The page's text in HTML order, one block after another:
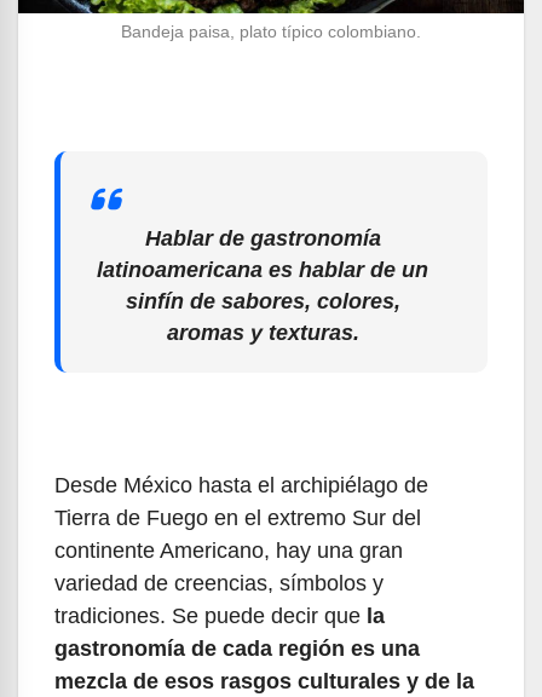
Bandeja paisa, plato típico colombiano.
Hablar de gastronomía
latinoamericana es hablar de un
sinfín de sabores, colores,
aromas y texturas.
Desde México hasta el archipiélago de
Tierra de Fuego en el extremo Sur del
continente Americano, hay una gran
variedad de creencias, símbolos y
tradiciones. Se puede decir que la
gastronomía de cada región es una
mezcla de esos rasgos culturales y de la